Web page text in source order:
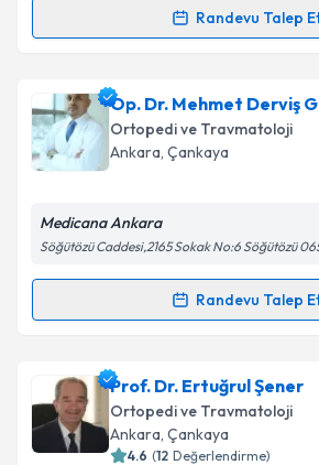
Randevu Talep
Randevu Takvimi Talebi
Prof. Dr. Hüseyin Demirörsiçin
talebi oluşturun. Size bu uzmandan
için bir takvim hazırlandığında e-
bilgilendireceğiz.
Kişisel verilerimin işlenmesine
kapsamda işlenmesini kabul
Takvim Talebini
Op. Dr. Mehmet Derviş
Ortopedi ve Travmatoloji
Ankara, Çankaya
Medicana Ankara
Söğütözü Caddesi,2165 Sokak No:6 Söğütözü
Randevu Talep
Randevu Takvimi Talebi
Op. Dr. Mehmet Derviş Güner
talebi oluşturun. Size bu uzmandan
için bir takvim hazırlandığında e-
bilgilendireceğiz.
Prof. Dr. Ertuğrul Şener
Ortopedi ve Travmatoloji
Ankara, Çankaya
4.6 (12 Değerlendirme)